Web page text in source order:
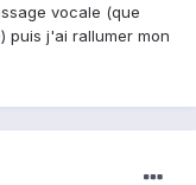
vocale (que
puis j'ai rallumer mon